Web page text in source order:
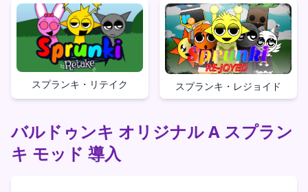
スプランキ・リテイク スプランキ・レジョイド
バルドゥンキ オリジナル A スプラン
キ モッド 導入